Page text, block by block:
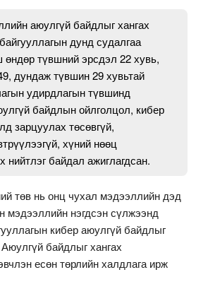
аюулгүй байдлыг хангах
дунд судалгаа
түвшний эрсдэл 22 хувь,
дундаж түвшин 29 хувьтай
удирдлагын түвшинд
байдлын ойлголцол, кибер
зарцуулах төсөвгүй,
хүний нөөц
нийтлэг байдал ажиглагдсан.
төв нь онц чухал мэдээллийн дэд
мэдээллийн нэгдсэн сүлжээнд
кибер аюулгүй байдлыг
Аюулгүй байдлыг хангах
есөн төрлийн халдлага ирж